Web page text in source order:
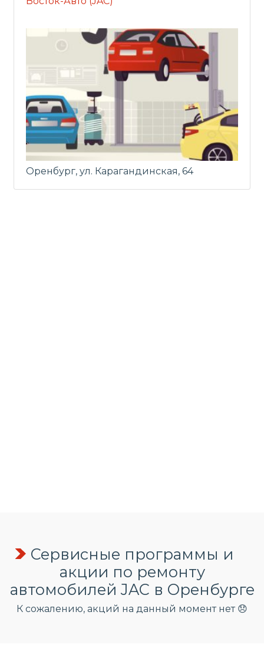
Оренбург, ул. Карагандинская, 64
Сервисные программы и
акции по ремонту
автомобилей JAC в Оренбурге
К сожалению, акций на данный момент нет 😞